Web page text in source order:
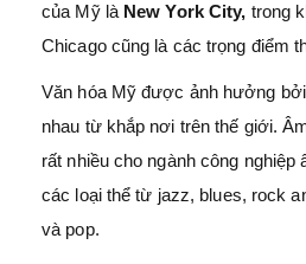
của Mỹ là New York City, trong
Chicago cũng là các trọng điểm
Văn hóa Mỹ được ảnh hưởng
nhau từ khắp nơi trên thế giới.
rất nhiều cho ngành công
các loại thể từ jazz, blues, rock
và pop.